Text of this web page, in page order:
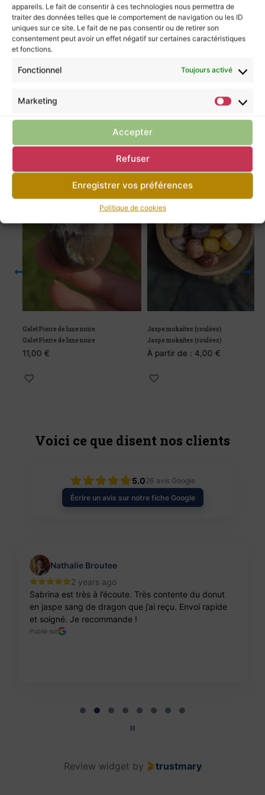
appareils. Le fait de consentir à ces technologies nous permettra de
traiter des données telles que le comportement de navigation ou les ID
uniques sur ce site. Le fait de ne pas consentir ou de retirer son
consentement peut avoir un effet négatif sur certaines caractéristiques
et fonctions.
Fonctionnel Toujours activé
Marketing
Accepter
Refuser
Enregistrer vos préférences
Politique de cookies
le pouvoir de guérir.
Pour prendre soin de vous, ne négligez pas la
consultation d’un professionnel de santé.
Tu pourrais apprécier ces articles
Galet Pierre de lune noire
Galet Pierre de lune noire
11,00€
Jaspe mokaïtes (roulées)
Jaspe mokaïtes (roulées)
À partir de :4,00€
Voici ce que disent nos clients
5.026 avis Google
Écrire un avis sur notre fiche Google
Nathalie Broutee
2 years ago
Sabrina est très à l’écoute. Très contente du donut
en jaspe sang de dragon que j’ai reçu. Envoi rapide
et soigné. Je recommande !
Publié sur
Review widget by trustmary